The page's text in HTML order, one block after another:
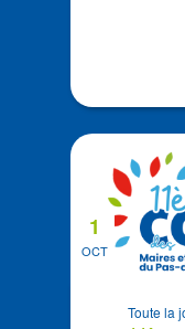
OCT
1
Toute la